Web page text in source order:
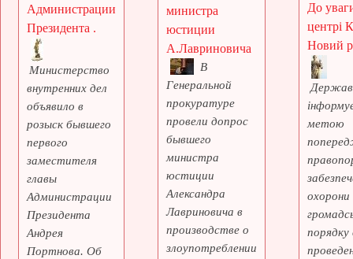
Администрации
Президента .
Министерство
внутренних дел
объявило в
розыск бывшего
первого
заместителя
главы
Администрации
Президента
Андрея
Портнова. Об
министра
юстиции
А.Лавриновича
В
Генеральной
прокуратуре
провели допрос
бывшего
министра
юстиции
Александра
Лавриновича в
производстве о
злоупотреблении
До
центрі
Новий
метою
охорони
порядку